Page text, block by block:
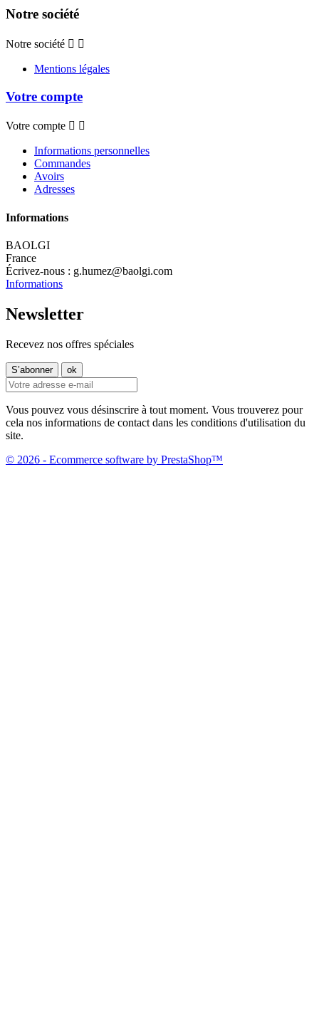
Notre société
Notre société  
Mentions légales
Votre compte
Votre compte  
Informations personnelles
Commandes
Avoirs
Adresses
Informations
BAOLGI
France
Écrivez-nous : g.humez@baolgi.com
Informations
Newsletter
Recevez nos offres spéciales
Vous pouvez vous désinscrire à tout moment. Vous trouverez pour
cela nos informations de contact dans les conditions d'utilisation du
site.
© 2026 - Ecommerce software by PrestaShop™